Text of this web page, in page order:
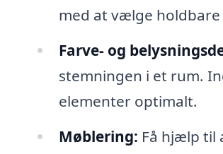
med at vælge
Farve- og
stemningen i et rum.
elementer optimalt.
Møblering: Få hjælp til